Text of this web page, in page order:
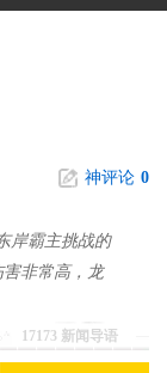
神评论 0
17173 新闻导语
岸霸主挑战的
非常高，龙